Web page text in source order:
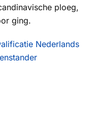
ploeg,
ging.
Nederlands